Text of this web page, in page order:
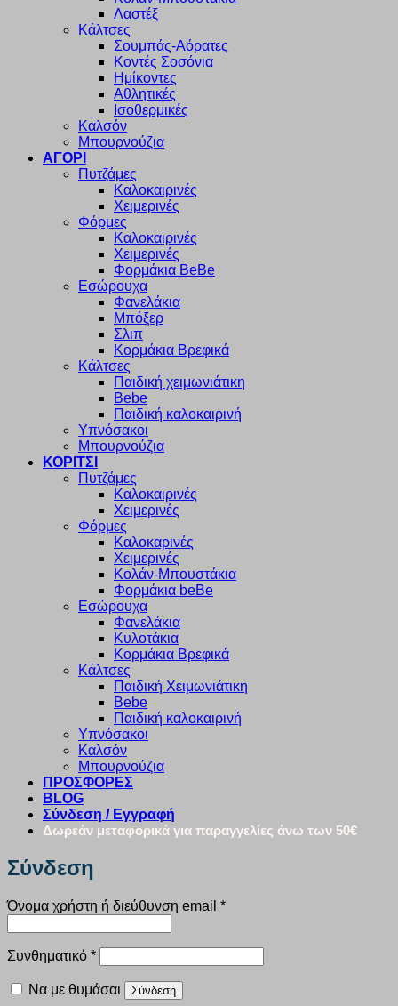
Λαστέξ
Κάλτσες
Σουμπάς-Αόρατες
Κοντές Σοσόνια
Ημίκοντες
Αθλητικές
Ισοθερμικές
Καλσόν
Μπουρνούζια
ΑΓΟΡΙ
Πυτζάμες
Καλοκαιρινές
Χειμερινές
Φόρμες
Καλοκαιρινές
Χειμερινές
Φορμάκια BeBe
Εσώρουχα
Φανελάκια
Μπόξερ
Σλιπ
Κορμάκια Βρεφικά
Κάλτσες
Παιδική χειμωνιάτικη
Bebe
Παιδική καλοκαιρινή
Υπνόσακοι
Μπουρνούζια
ΚΟΡΙΤΣΙ
Πυτζάμες
Καλοκαιρινές
Χειμερινές
Φόρμες
Καλοκαρινές
Χειμερινές
Κολάν-Μπουστάκια
Φορμάκια beBe
Εσώρουχα
Φανελάκια
Κυλοτάκια
Κορμάκια Βρεφικά
Κάλτσες
Παιδική Χειμωνιάτικη
Bebe
Παιδική καλοκαιρινή
Υπνόσακοι
Καλσόν
Μπουρνούζια
ΠΡΟΣΦΟΡΕΣ
BLOG
Σύνδεση / Εγγραφή
Δωρεάν μεταφορικά για παραγγελίες άνω των 50€
Σύνδεση
Όνομα χρήστη ή διεύθυνση email *Απαιτείται
Συνθηματικό *Απαιτείται
Να με θυμάσαι Σύνδεση